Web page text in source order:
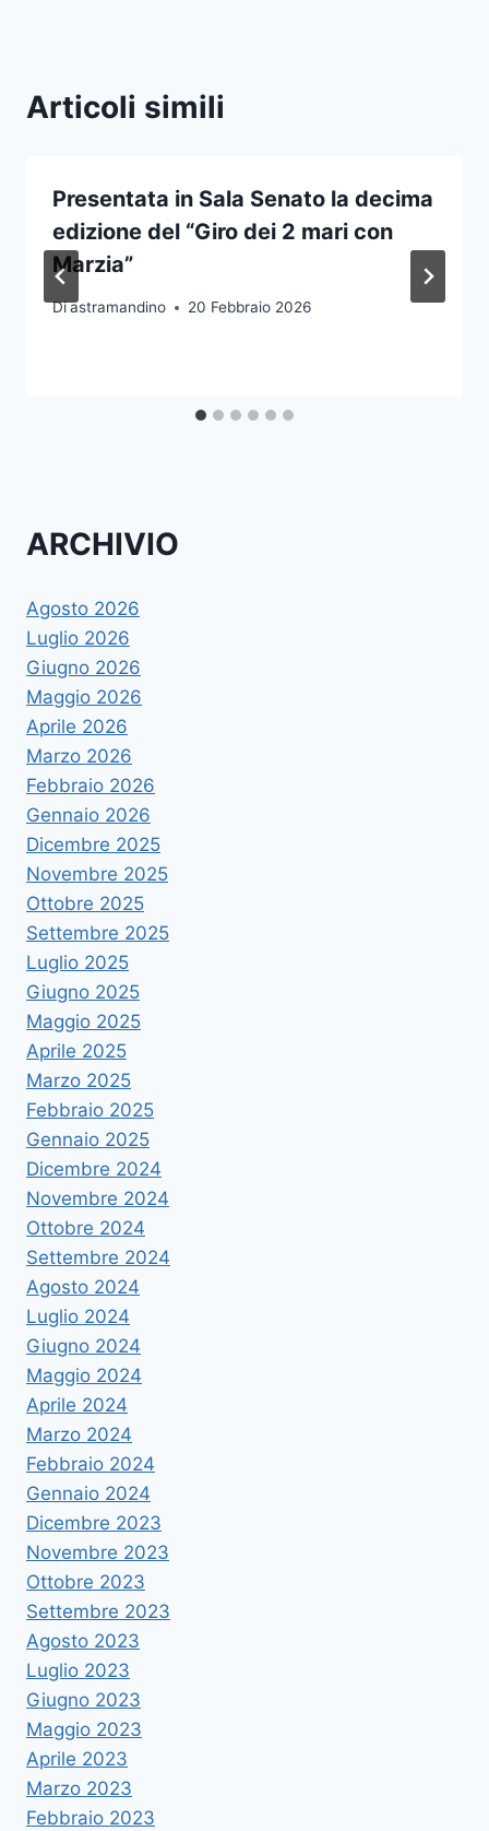
Articoli simili
Presentata in Sala Senato la decima
edizione del “Giro dei 2 mari con
Marzia”
Diastramandino 20 Febbraio 2026
ARCHIVIO
Agosto 2026
Luglio 2026
Giugno 2026
Maggio 2026
Aprile 2026
Marzo 2026
Febbraio 2026
Gennaio 2026
Dicembre 2025
Novembre 2025
Ottobre 2025
Settembre 2025
Luglio 2025
Giugno 2025
Maggio 2025
Aprile 2025
Marzo 2025
Febbraio 2025
Gennaio 2025
Dicembre 2024
Novembre 2024
Ottobre 2024
Settembre 2024
Agosto 2024
Luglio 2024
Giugno 2024
Maggio 2024
Aprile 2024
Marzo 2024
Febbraio 2024
Gennaio 2024
Dicembre 2023
Novembre 2023
Ottobre 2023
Settembre 2023
Agosto 2023
Luglio 2023
Giugno 2023
Maggio 2023
Aprile 2023
Marzo 2023
Febbraio 2023